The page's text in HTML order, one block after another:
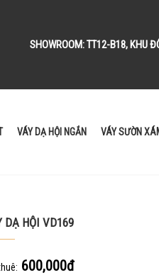
SHOWROOM:TT12-B18, KHU
VÁY DẠ HỘI NGẮN VÁY SƯỜN
DẠ HỘI VD169
600,000đ